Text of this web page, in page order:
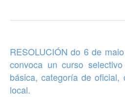
RESOLUCIÓN do 6 de
convoca uncurso
básica, categoría de
local.